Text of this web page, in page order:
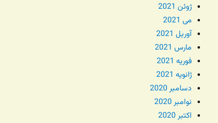
ژوئن 2021
می 2021
آوریل 2021
مارس 2021
فوریه 2021
ژانویه 2021
دسامبر 2020
نوامبر 2020
اکتبر 2020